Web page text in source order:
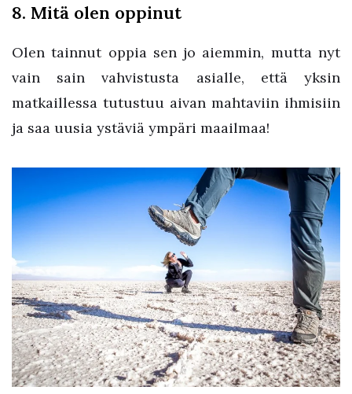
8. Mitä olen oppinut
Olen tainnut oppia sen jo aiemmin, mutta nyt
vain sain vahvistusta asialle, että yksin
matkaillessa tutustuu aivan mahtaviin ihmisiin
ja saa uusia ystäviä ympäri maailmaa!